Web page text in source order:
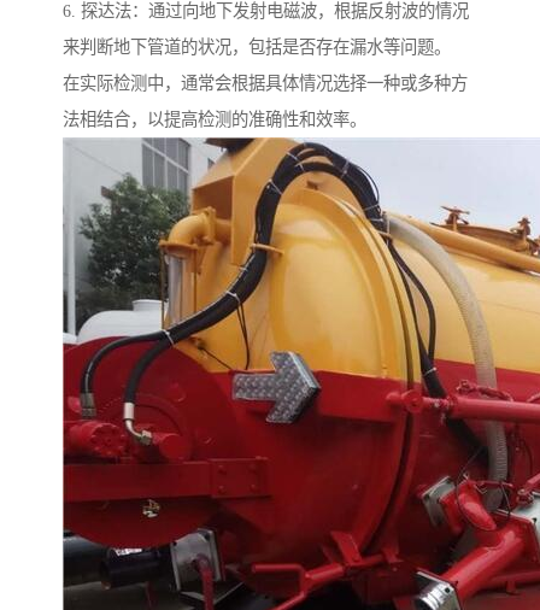
6. 探达法：通过向地下发射电磁波，根据反射波的情况
来判断地下管道的状况，包括是否存在漏水等问题。
在实际检测中，通常会根据具体情况选择一种或多种方
法相结合，以提高检测的准确性和效率。